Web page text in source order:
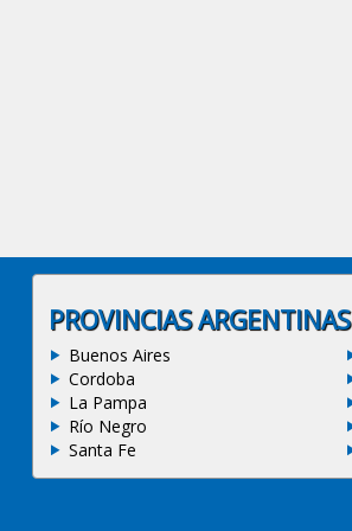
PROVINCIAS ARGENTINAS
Buenos Aires
Cordoba
La Pampa
Río Negro
Santa Fe